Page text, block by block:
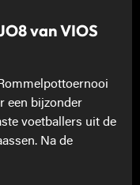
van VIOS
een bijzonder
voetballers uit de
Na de